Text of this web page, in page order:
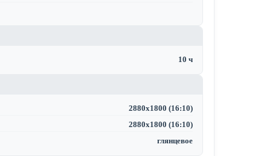
10 ч
2880x1800 (16:10)
2880x1800 (16:10)
глянцевое